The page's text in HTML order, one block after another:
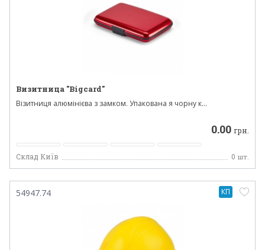
Визитница "Bigcard"
Візитниця алюмінієва з замком. Упакована я чорну к...
0.00 грн.
Склад Київ 0 шт.
54947.74 КП